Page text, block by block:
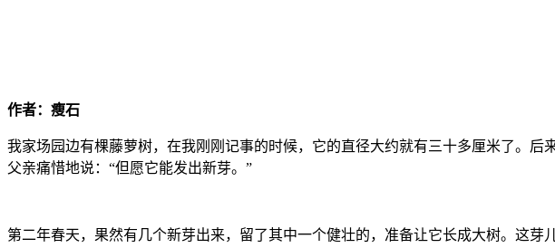
作者：瘦石
我家场园边有棵藤萝树，在我刚刚记事的时候，它的直径大约就有三十多厘米了。
父亲痛惜地说：“但愿它能发出新芽。”
第二年春天，果然有几个新芽出来，留了其中一个健壮的，准备让它长成大树。这